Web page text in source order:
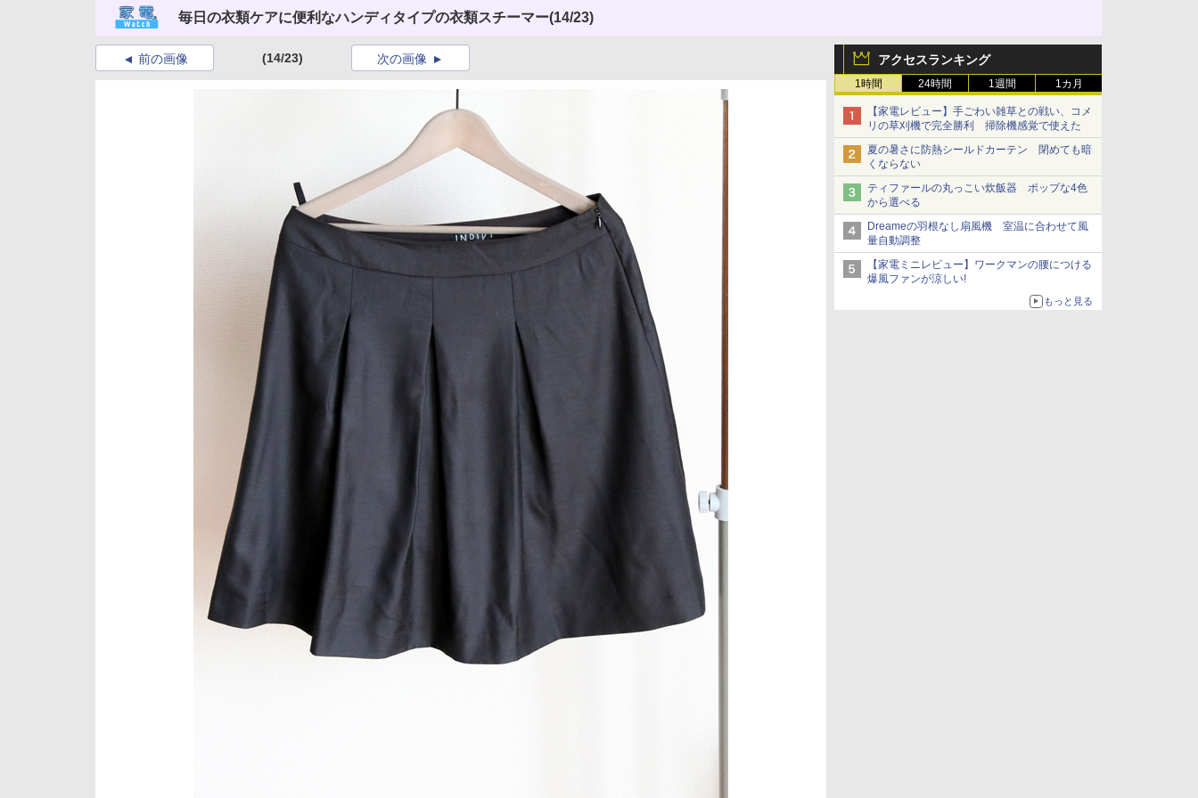
毎日の衣類ケアに便利なハンディタイプの衣類スチーマー(14/23)
アクセスランキング
1時間 24時間 1週間 1カ月
【家電レビュー】手ごわい雑草との戦い、コメ
リの草刈機で完全勝利 掃除機感覚で使えた
夏の暑さに防熱シールドカーテン 閉めても暗
くならない
ティファールの丸っこい炊飯器 ポップな4色
から選べる
Dreameの羽根なし扇風機 室温に合わせて風
量自動調整
【家電ミニレビュー】ワークマンの腰につける
爆風ファンが涼しい!
もっと見る
前の画像 (14/23) 次の画像